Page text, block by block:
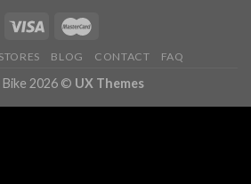
BLOG CONTACT FAQ
2026 © UX Themes